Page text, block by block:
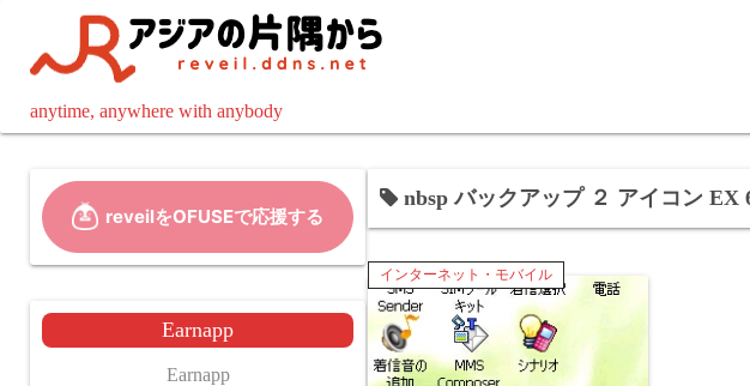
ツ
anytime, anywhere with anybody
nbsp バックアップ ２ アイコン
インターネット・モバイル
Earnapp
Earnapp